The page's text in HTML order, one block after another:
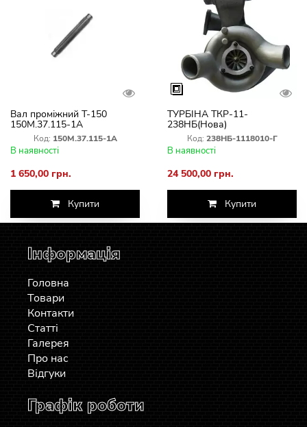
Вал проміжний Т-150
150М.37.115-1А
Код: 150М.37.115-1А
В наявності
1 650,00 грн.
Купити
ТУРБІНА ТКР-11-
238НБ(Нова)
Код: 238НБ-1118010-Г
В наявності
24 500,00 грн.
Купити
Інформація
Головна
Товари
Контакти
Статті
Галерея
Про нас
Відгуки
Графік роботи